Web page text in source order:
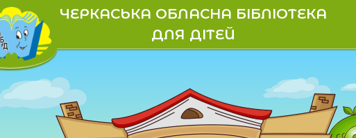
ЧЕРКАСЬКА ОБЛАСНА БІБЛІОТЕКА
ДЛЯ ДІТЕЙ